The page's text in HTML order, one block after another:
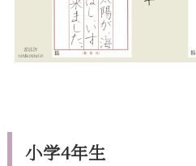
小学4年生